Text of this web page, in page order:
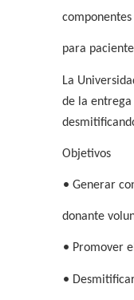
para
La
de la
Objetivos
•Generar
donante
• Promover
•